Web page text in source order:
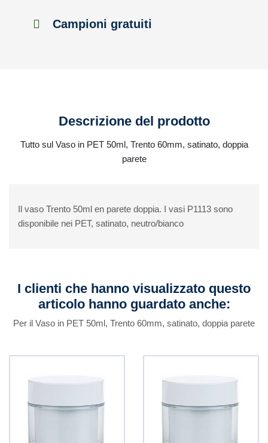
Campioni gratuiti
Descrizione del prodotto
Tutto sul Vaso in PET 50ml, Trento 60mm, satinato, doppia
parete
Il vaso Trento 50ml en parete doppia. I vasi P1113 sono
disponibile nei PET, satinato, neutro/bianco
I clienti che hanno visualizzato questo
articolo hanno guardato anche:
Per il Vaso in PET 50ml, Trento 60mm, satinato, doppia parete